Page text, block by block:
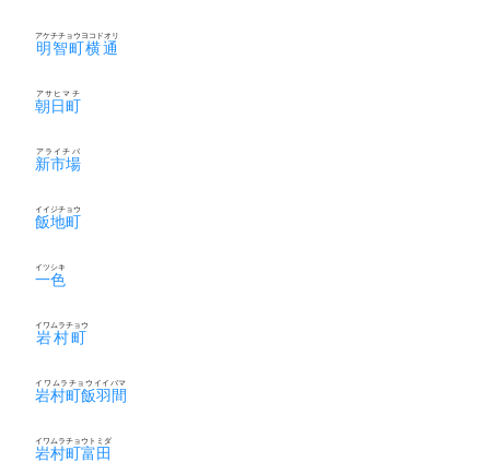
明智町横通
アケチチョウヨコドオリ
朝日町
アサヒマチ
新市場
アライチバ
飯地町
イイジチョウ
一色
イツシキ
岩村町
イワムラチョウ
岩村町飯羽間
イワムラチョウイイバマ
岩村町富田
イワムラチョウトミダ